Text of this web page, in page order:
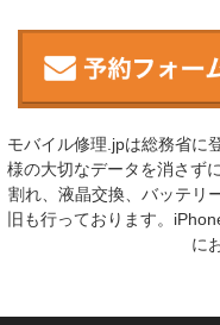
モバイル修理.jpは総務省に
様の大切なデータを消さず
割れ、液晶交換、バッテリ
旧も行っております。
に